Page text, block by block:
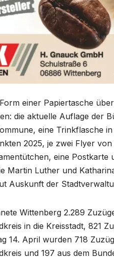
einer Papiertasche
die aktuelle Auflage der
eine Trinkflasche
2025, je zwei Flyer
eine
Martin Luther und
Auskunft der
Wittenberg 2.289
in die Kreisstadt, 821
14. April wurden 718
und 197 aus dem